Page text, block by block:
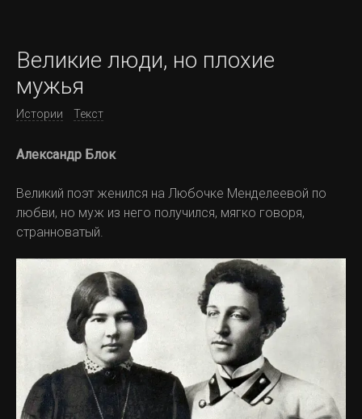
Великие люди, но плохие
мужья
Истории Текст
Александр Блок
Великий поэт женился на Любочке Менделеевой по
любви, но муж из него получился, мягко говоря,
странноватый.